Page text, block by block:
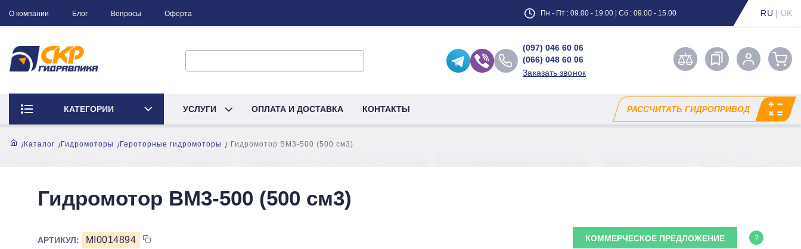
О компании Блог Вопросы Оферта Пн - Пт : 09.00 - 19.00 | Сб : 09.00 - 15.00 RU | UK
(097) 046 60 06
(066) 048 60 06
Заказать звонок
КАТЕГОРИИ УСЛУГИ ОПЛАТА И ДОСТАВКА КОНТАКТЫ РАССЧИТАТЬ ГИДРОПРИВОД
Каталог Гидромоторы Героторные гидромоторы Гидромотор BM3-500 (500 см3)
Гидромотор BM3-500 (500 см3)
АРТИКУЛ: MI0014894 КОММЕРЧЕСКОЕ ПРЕДЛОЖЕНИЕ ?